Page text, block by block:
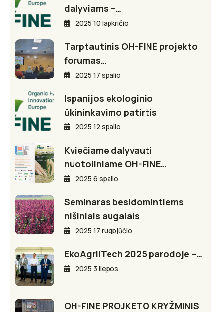
dalyviams –…
2025 10 lapkričio
Tarptautinis OH-FINE projekto
forumas…
2025 17 spalio
Ispanijos ekologinio
ūkininkavimo patirtis
2025 12 spalio
Kviečiame dalyvauti
nuotoliniame OH-FINE…
2025 6 spalio
Seminaras besidomintiems
nišiniais augalais
2025 17 rugpjūčio
EkoAgriITech 2025 parodoje –…
2025 3 liepos
OH-FINE PROJKETO KRYŽMINIS